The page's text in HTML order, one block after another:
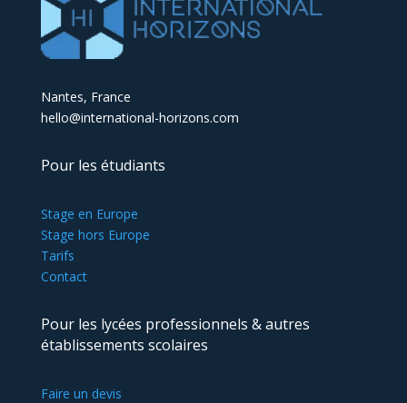
Nantes, France
hello@international-horizons.com
Pour les étudiants
Stage en Europe
Stage hors Europe
Tarifs
Contact
Pour les lycées professionnels & autres
établissements scolaires
Faire un devis